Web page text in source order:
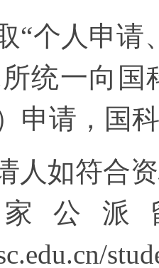
“个人申
统一向国
申请，国
人如符合
公派